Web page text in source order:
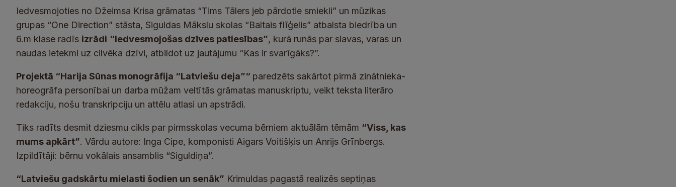
Iedvesmojoties no Džeimsa Krisa grāmatas “Tims Tālers jeb pārdotie smiekli” un mūzikas
grupas “One Direction” stāsta, Siguldas Mākslu skolas “Baltais flīģelis” atbalsta biedrība un
6.m klase radīs izrādi “Iedvesmojošas dzīves patiesības”, kurā runās par slavas, varas un
naudas ietekmi uz cilvēka dzīvi, atbildot uz jautājumu “Kas ir svarīgāks?”.
Projektā “Harija Sūnas monogrāfija “Latviešu deja”“ paredzēts sakārtot pirmā zinātnieka-
horeogrāfa personībai un darba mūžam veltītās grāmatas manuskriptu, veikt teksta literāro
redakciju, nošu transkripciju un attēlu atlasi un apstrādi.
Tiks radīts desmit dziesmu cikls par pirmsskolas vecuma bērniem aktuālām tēmām “Viss, kas
mums apkārt”. Vārdu autore: Inga Cipe, komponisti Aigars Voitišķis un Anrijs Grīnbergs.
Izpildītāji: bērnu vokālais ansamblis “Siguldiņa”.
“Latviešu gadskārtu mielasti šodien un senāk” Krimuldas pagastā realizēs septiņas